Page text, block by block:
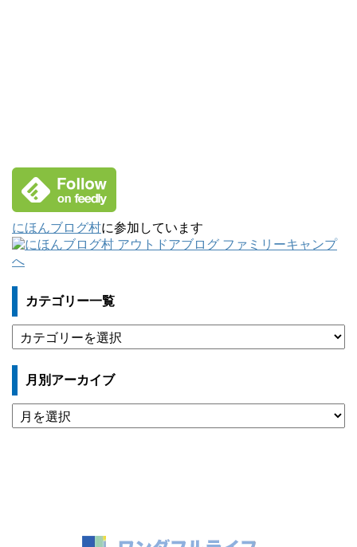
にほんブログ村に参加しています
カテゴリー一覧
テ
ゴ
ー
一
覧
月別アーカイブ
月
別